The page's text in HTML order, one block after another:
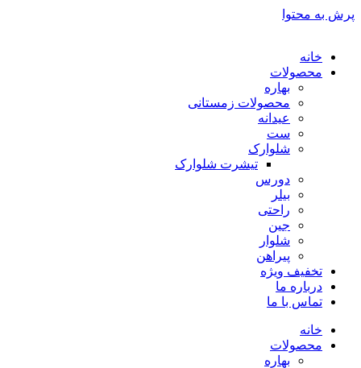
پرش به محتوا
خانه
محصولات
بهاره
محصولات زمستانی
عیدانه
ست
شلوارک
تیشرت شلوارک
دورس
بیلر
راحتی
جین
شلوار
پیراهن
تخفیف ویژه
درباره ما
تماس با ما
خانه
محصولات
بهاره